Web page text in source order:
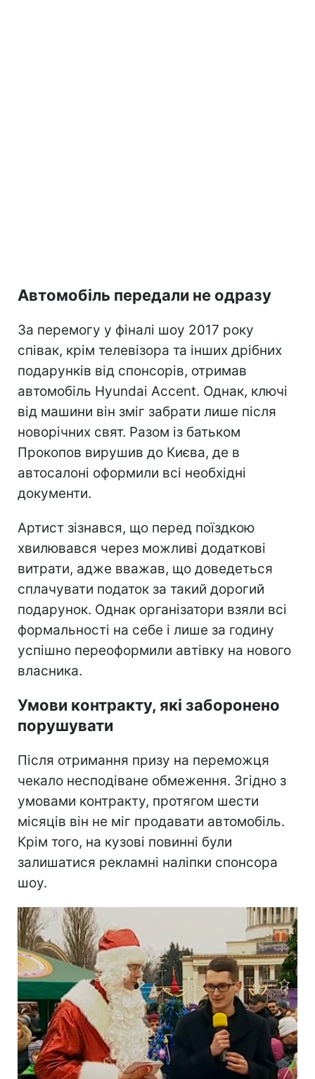
Автомобіль передали не одразу
За перемогу у фіналі шоу 2017 року
співак, крім телевізора та інших дрібних
подарунків від спонсорів, отримав
автомобіль Hyundai Accent. Однак, ключі
від машини він зміг забрати лише після
новорічних свят. Разом із батьком
Прокопов вирушив до Києва, де в
автосалоні оформили всі необхідні
документи.
Артист зізнався, що перед поїздкою
хвилювався через можливі додаткові
витрати, адже вважав, що доведеться
сплачувати податок за такий дорогий
подарунок. Однак організатори взяли всі
формальності на себе і лише за годину
успішно переоформили автівку на нового
власника.
Умови контракту, які заборонено
порушувати
Після отримання призу на переможця
чекало несподіване обмеження. Згідно з
умовами контракту, протягом шести
місяців він не міг продавати автомобіль.
Крім того, на кузові повинні були
залишатися рекламні наліпки спонсора
шоу.